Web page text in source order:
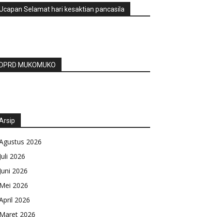
Selamat hari kesaktian pancasila
MUKOMUKO
2026
2026
2026
2026
2026
2026